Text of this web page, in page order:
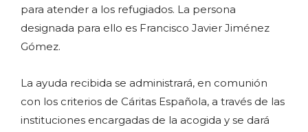
para atender a los refugiados. La persona
designada para ello es Francisco Javier Jiménez
Gómez.
La ayuda recibida se administrará, en comunión
con los criterios de Cáritas Española, a través de las
instituciones encargadas de la acogida y se dará